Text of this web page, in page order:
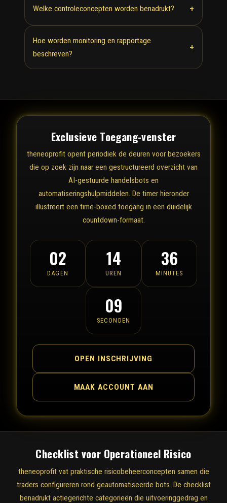
Welke controleconcepten worden benadrukt? +
Hoe worden monitoring en rapportage
beschreven?
+
Exclusieve Toegang-venster
theneoprofit opent periodiek de deuren voor bezoekers
die op zoek zijn naar een gestructureerd overzicht van
AI-gestuurde handelsbots en
automatiseringshulpmiddelen. De timer hieronder
illustreert een time-boxed toegang in een duidelijk
countdown-formaat.
02
DAGEN
14
UREN
36
MINUTES
09
SECONDEN
OPEN INSCHRIJVING
MAAK ACCOUNT AAN
Checklist voor Operationeel Risico
theneoprofit vat praktische risicobeheerconcepten samen die
traders configureren rond geautomatiseerde bots. De checklist
benadrukt actiegerichte categorieën die uitvoeringgedrag en